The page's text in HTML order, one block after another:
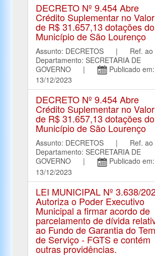
DECRETO Nº 9.454 Abre
Crédito Suplementar no Valor
de R$ 31.657,13 dotações do
Município de São Lourenço
Assunto: DECRETOS | Ref. ao
Departamento: SECRETARIA DE
GOVERNO |
Publicado em:
13/12/2023
DECRETO Nº 9.454 Abre
Crédito Suplementar no Valor
de R$ 31.657,13 dotações do
Município de São Lourenço
Assunto: DECRETOS | Ref. ao
Departamento: SECRETARIA DE
GOVERNO |
Publicado em:
13/12/2023
LEI MUNICIPAL Nº 3.638/
Autoriza o Poder Executivo
Municipal a firmar acordo de
parcelamento de dívida
ao Fundo de Garantia do
de Serviço - FGTS e contém
outras providências.